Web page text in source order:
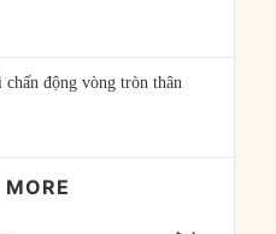
động vòng tròn thân
MORE